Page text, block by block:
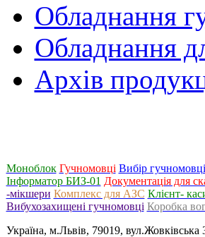
Обладнання
Обладнання
Архів
Моноблок Гучномовці Вибір
Інформатор БИЗ-01 Документація для
-мікшери Комплекс для АЗС Клієнт-
Вибухозахищені гучномовці Коробка
Україна, м.Львів, 79019,